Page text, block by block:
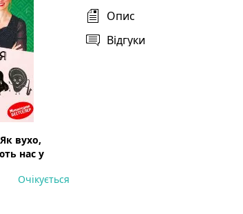
Опис
Відгуки
вухо,
нас у
Очікується